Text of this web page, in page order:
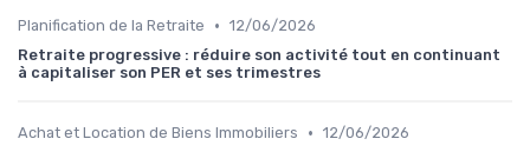
Planification de la Retraite • 12/06/2026
Retraite progressive : réduire son activité tout en continuant
à capitaliser son PER et ses trimestres
Achat et Location de Biens Immobiliers • 12/06/2026